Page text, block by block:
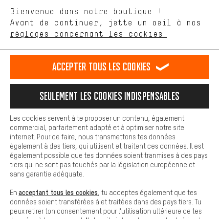
Langue"
français english
EN Deutsch español
RÉSILIER LE CONTRAT Communauté d'Aix-la-Chapelle
Programme d'affiliation Mentions Légales Protection des données
Conditions générales de vente Plateforme d'Alerte
Reprise des batteries Corepile Paramètres de cookies
Modifier le contraste
Tous les prix s'entendent en euros (MwSt hors) plus les
frais de portpour la livraison versÉtats-Unis.
Bienvenue dans notre boutique !
Avant de continuer, jette un oeil à nos
réglages concernant les cookies.
nous proposons grâce à ton comportement d'achat.
Plus de confort
est plus confortable. Avec les cookies de confort, nous
Nous pouvons ainsi mettre à ta disposition d'autres contenus et
informations utiles. De plus, tu as la possibilité d'utiliser des
facilement les bons produits. Par exemple, nous proposons une
facilement aux questions.
Cookies de base
Les cookies de base garantissent que tu puisses utiliser les
fonctions de notre site web.
Accepter tous les cookies
Seulement les cookies indispensables
Les cookies servent à te proposer un contenu, également
commercial, parfaitement adapté et à optimiser notre site
internet. Pour ce faire, nous transmettons tes données
également à des tiers, qui utilisent et traitent ces données. Il est
également possible que tes données soient tranmises à des pays
tiers qui ne sont pas touchés par la législation européenne et
sans garantie adéquate.
En acceptant tous les cookies , tu acceptes également que tes
données soient transférées à et traitées dans des pays tiers. Tu
peux retirer ton consentement pour l'utilisation ultérieure de tes